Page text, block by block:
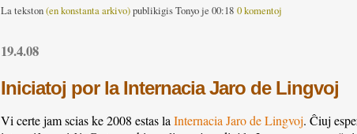
La tekston(en konstanta arkivo)publikigis Tonyo je 00:180 komentoj
19.4.08
Iniciatoj por la Internacia Jaro de Lingvoj
Vi certe jam scias ke 2008 estas laInternacia Jaro de Lingvoj. Ĉiuj